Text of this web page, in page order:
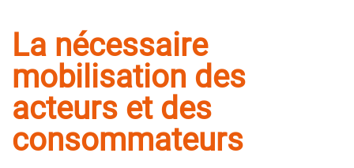
La nécessaire
mobilisation des
acteurs et des
consommateurs